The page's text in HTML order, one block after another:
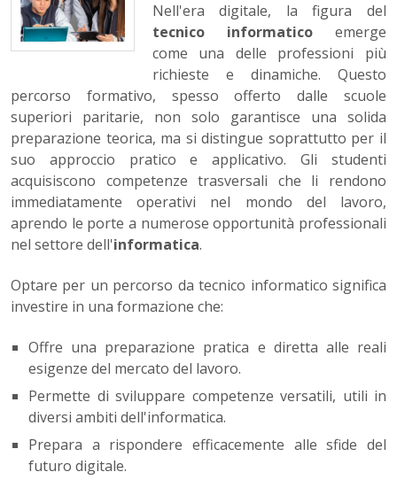
Nell'era digitale, la figura del
tecnico informaticoemerge
come una delle professioni più
richieste e dinamiche. Questo
percorso formativo, spesso offerto dalle scuole
superiori paritarie, non solo garantisce una solida
preparazione teorica, ma si distingue soprattutto per il
suo approccio pratico e applicativo. Gli studenti
acquisiscono competenze trasversali che li rendono
immediatamente operativi nel mondo del lavoro,
aprendo le porte a numerose opportunità professionali
nel settore dell'informatica.
Optare per un percorso da tecnico informatico significa
investire in una formazione che:
Offre una preparazione pratica e diretta alle reali
esigenze del mercato del lavoro.
Permette di sviluppare competenze versatili, utili in
diversi ambiti dell'informatica.
Prepara a rispondere efficacemente alle sfide del
futuro digitale.